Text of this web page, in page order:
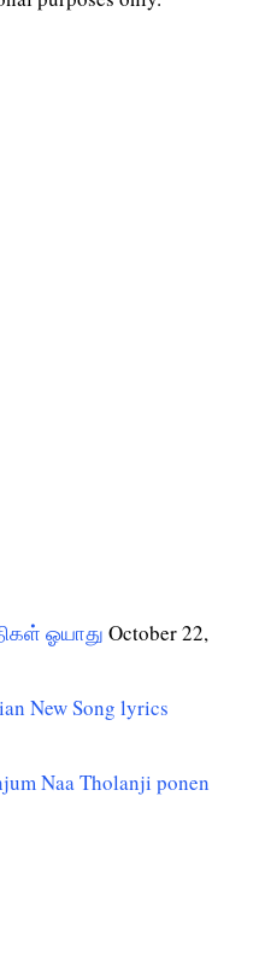
ஓயாது October 22,
New Song lyrics
Naa Tholanji ponen